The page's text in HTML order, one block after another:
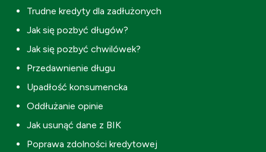
Trudne kredyty dla zadłużonych
Jak się pozbyć długów?
Jak się pozbyć chwilówek?
Przedawnienie długu
Upadłość konsumencka
Oddłużanie opinie
Jak usunąć dane z BIK
Poprawa zdolności kredytowej